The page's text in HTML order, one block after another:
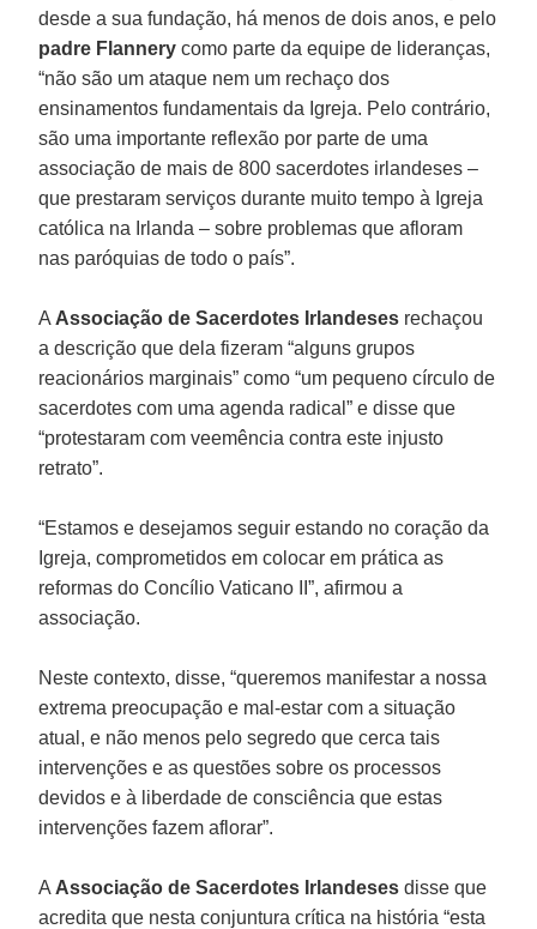
desde a sua fundação, há menos de dois anos, e pelo
padre Flannerycomo parte da equipe de lideranças,
“não são um ataque nem um rechaço dos
ensinamentos fundamentais da Igreja. Pelo contrário,
são uma importante reflexão por parte de uma
associação de mais de 800 sacerdotes irlandeses –
que prestaram serviços durante muito tempo à Igreja
católica na Irlanda – sobre problemas que afloram
nas paróquias de todo o país”.
A Associação de Sacerdotes Irlandeses rechaçou
a descrição que dela fizeram “alguns grupos
reacionários marginais” como “um pequeno círculo de
sacerdotes com uma agenda radical” e disse que
“protestaram com veemência contra este injusto
retrato”.
“Estamos e desejamos seguir estando no coração da
Igreja, comprometidos em colocar em prática as
reformas do Concílio Vaticano II”, afirmou a
associação.
Neste contexto, disse, “queremos manifestar a nossa
extrema preocupação e mal-estar com a situação
atual, e não menos pelo segredo que cerca tais
intervenções e as questões sobre os processos
devidos e à liberdade de consciência que estas
intervenções fazem aflorar”.
A Associação de Sacerdotes Irlandeses disse que
acredita que nesta conjuntura crítica na história “esta